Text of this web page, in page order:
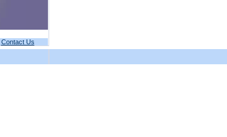
Contact Us